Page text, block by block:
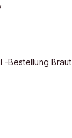
-Bestellung Braut